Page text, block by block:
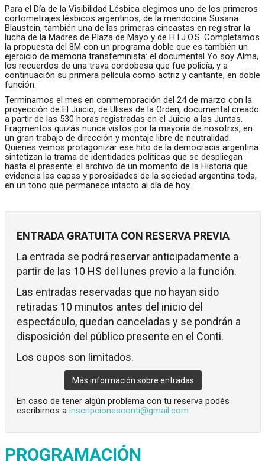
Para el Día de la Visibilidad Lésbica elegimos uno de los primeros
cortometrajes lésbicos argentinos, de la mendocina Susana
Blaustein, también una de las primeras cineastas en registrar la
lucha de la Madres de Plaza de Mayo y de H.I.J.O.S. Completamos
la propuesta del 8M con un programa doble que es también un
ejercicio de memoria transfeminista: el documental Yo soy Alma,
los recuerdos de una trava cordobesa que fue policía, y a
continuación su primera película como actriz y cantante, en doble
función.
Terminamos el mes en conmemoración del 24 de marzo con la
proyección de El Juicio, de Ulises de la Orden, documental creado
a partir de las 530 horas registradas en el Juicio a las Juntas.
Fragmentos quizás nunca vistos por la mayoría de nosotrxs, en
un gran trabajo de dirección y montaje libre de neutralidad.
Quienes vemos protagonizar ese hito de la democracia argentina
sintetizan la trama de identidades políticas que se despliegan
hasta el presente: el archivo de un momento de la Historia que
evidencia las capas y porosidades de la sociedad argentina toda,
en un tono que permanece intacto al día de hoy.
ENTRADA GRATUITA CON RESERVA PREVIA
La entrada se podrá reservar anticipadamente a
partir de las 10 HS del lunes previo a la función.
Las entradas reservadas que no hayan sido
retiradas 10 minutos antes del inicio del
espectáculo, quedan canceladas y se pondrán a
disposición del público presente en el Conti.
Los cupos son limitados.
Más información sobre entradas
En caso de tener algún problema con tu reserva podés
escribirnos a inscripcionesconti@gmail.com
PROGRAMACIÓN